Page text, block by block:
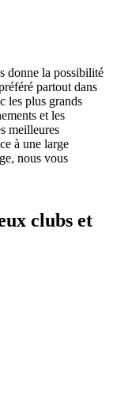
donne la possibilité
partout dans
les plus grands
et les
meilleures
à une large
nous vous
clubs et